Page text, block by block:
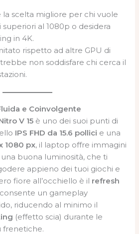
la scelta migliore per chi vuole
al 1080p o desidera
in 4K.
rispetto ad altre GPU di
non soddisfare chi cerca il
e Coinvolgente
V 15 è uno dei suoi punti di
IPS FHD da 15.6 pollici e una
1080 px, il laptop offre immagini
buona luminosità, che ti
appieno dei tuoi giochi e
fiore all’occhiello è il refresh
un gameplay
riducendo al minimo il
(effetto scia) durante le
frenetiche.